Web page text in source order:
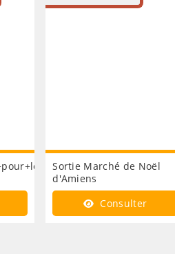
Sortie Marché de Noël
d'Amiens
Consulter